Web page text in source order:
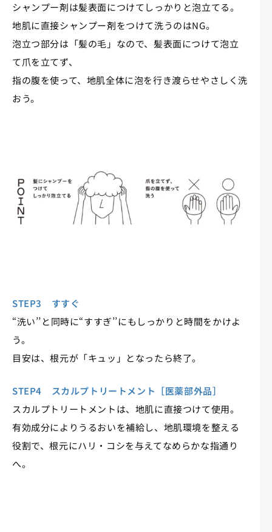
シャンプー剤は髪表面につけてしっかりと泡立てる。
地肌に直接シャンプー剤をつけて洗うのはNG。
泡立つ部分は「髪の毛」なので、髪表面につけて泡立
て爪を立てず、
指の腹を使って、地肌全体に泡を行き渡らせやさしく洗
おう。
STEP3 すすぐ
“洗い’’と同時に“すすぎ’’にもしっかりと時間をかけよ
う。
目安は、根元が「キュッ」となったら終了。
STEP4 スカルプトリートメント［医薬部外品］
スカルプトリートメントは、地肌に直接つけて使用。
有効成分によりうるおいを補給し、地肌環境を整える
役割で、根元にハリ・コシを与えてなめらかな指通り
へ。